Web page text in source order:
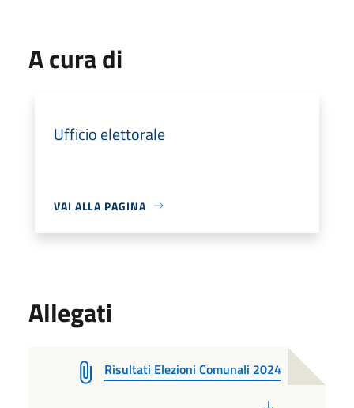
A cura di
Ufficio elettorale
VAI ALLA PAGINA
Allegati
Risultati Elezioni Comunali 2024